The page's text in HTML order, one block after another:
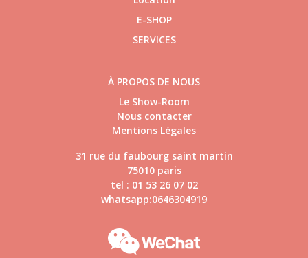
E-SHOP
SERVICES
À PROPOS DE NOUS
Le Show-Room
Nous contacter
Mentions Légales
31 rue du faubourg saint martin
75010 paris
tel : 01 53 26 07 02
whatsapp:0646304919